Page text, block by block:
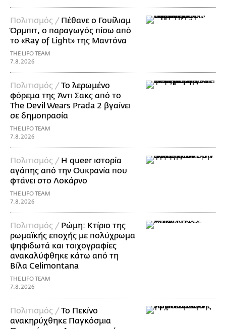
Πολιτισμός / Πέθανε ο Γουίλιαμ
Όρμπιτ, ο παραγωγός πίσω από
το «Ray of Light» της Μαντόνα
THE LIFO TEAM
7.8.2026
Πολιτισμός /Το λερωμένο
φόρεμα της Άντι Σακς από το
The Devil Wears Prada 2 βγαίνει
σε δημοπρασία
THE LIFO TEAM
7.8.2026
Πολιτισμός / Η queer ιστορία
αγάπης από την Ουκρανία που
φτάνει στο Λοκάρνο
THE LIFO TEAM
7.8.2026
Πολιτισμός / Ρώμη: Κτίριο της
ρωμαϊκής εποχής με πολύχρωμα
ψηφιδωτά και τοιχογραφίες
ανακαλύφθηκε κάτω από τη
Βίλα Celimontana
THE LIFO TEAM
7.8.2026
Πολιτισμός /Το Πεκίνο
ανακηρύχθηκε Παγκόσμια